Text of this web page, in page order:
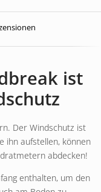
ist
Der Windschutz ist
ihn aufstellen, können
abdecken!
enthalten, um den